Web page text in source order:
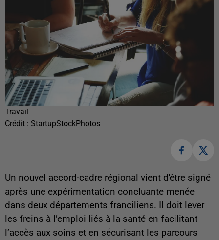
Travail
Crédit : StartupStockPhotos
Un nouvel accord-cadre régional vient d'être signé
après une expérimentation concluante menée
dans deux départements franciliens. Il doit lever
les freins à l’emploi liés à la santé en facilitant
l’accès aux soins et en sécurisant les parcours